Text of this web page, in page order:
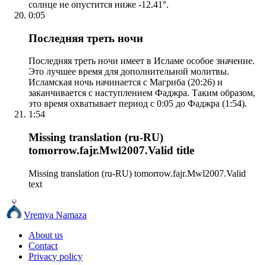
солнце не опустится ниже -12.41°.
0:05
Последняя треть ночи
Последняя треть ночи имеет в Исламе особое значение.
Это лучшее время для дополнительной молитвы.
Исламская ночь начинается с Магриба (20:26) и
заканчивается с наступлением Фаджра. Таким образом,
это время охватывает период с 0:05 до Фаджра (1:54).
1:54
Missing translation (ru-RU)
tomorrow.fajr.Mwl2007.Valid title
Missing translation (ru-RU) tomorrow.fajr.Mwl2007.Valid
text
Vremya Namaza
About us
Contact
Privacy policy